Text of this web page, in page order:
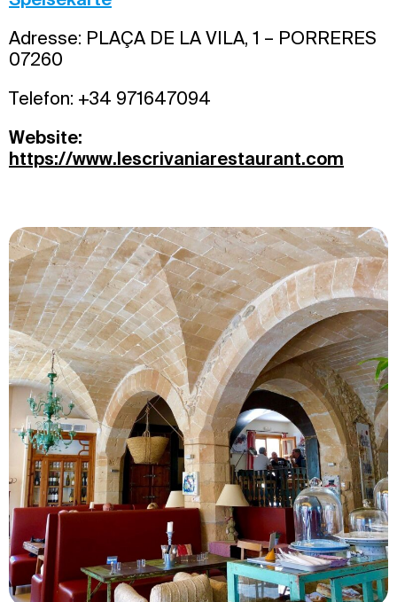
Adresse: PLAÇA DE LA VILA, 1 – PORRERES
07260
Telefon: +34 971647094
Website:
https://www.lescrivaniarestaurant.com